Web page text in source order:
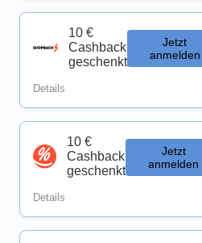
10 €
Cashback
geschenkt
Jetzt
anmelden
Details
10 €
Cashback
geschenkt
Jetzt
anmelden
Details